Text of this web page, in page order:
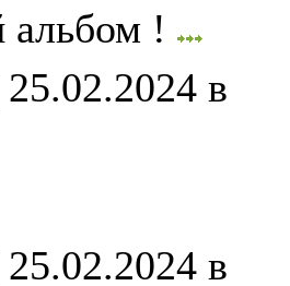
!
25.02.2024 в
25.02.2024 в